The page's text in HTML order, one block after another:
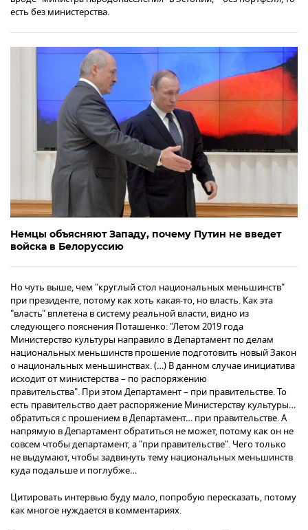
есть без министерства.
Немцы объясняют Западу, почему Путин не введет
войска в Белоруссию
Но чуть выше, чем "круглый стол национальных меньшинств"
при президенте, потому как хоть какая-то, но власть. Как эта
"власть" вплетена в систему реальной власти, видно из
следующего пояснения Поташенко: "Летом 2019 года
Министерство культуры направило в Департамент по делам
национальных меньшинств прошение подготовить новый Закон
о национальных меньшинствах. (…) В данном случае инициатива
исходит от министерства – по распоряжению
правительства". При этом Департамент – при правительстве. То
есть правительство дает распоряжение Министерству культуры…
обратиться с прошением в Департамент… при правительстве. А
напрямую в Департамент обратиться не может, потому как он не
совсем чтобы департамент, а "при правительстве". Чего только
не выдумают, чтобы задвинуть тему национальных меньшинств
куда подальше и поглубже…
Цитировать интервью буду мало, попробую пересказать, потому
как многое нуждается в комментариях.